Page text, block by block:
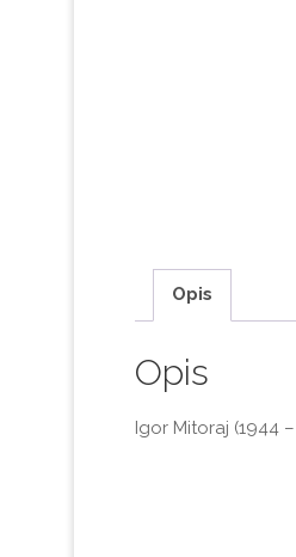
Opis
Opis
Igor Mitoraj (1944